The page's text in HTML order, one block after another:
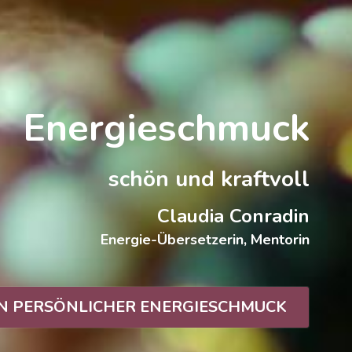
Energieschmuck
schön und kraftvoll
Claudia Conradin
Energie-Übersetzerin, Mentorin
PERSÖNLICHER ENERGIESCHMUCK